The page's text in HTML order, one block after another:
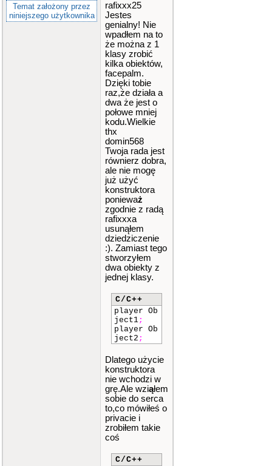
Temat założony przez
niniejszego użytkownika
rafixxx25
Jestes
genialny! Nie
wpadłem na to
że można z 1
klasy zrobić
kilka obiektów,
facepalm.
Dzięki tobie
raz,że działa a
dwa że jest o
połowe mniej
kodu.Wielkie
thx
domin568
Twoja rada jest
równierz dobra,
ale nie mogę
już użyć
konstruktora
ponieważ
zgodnie z radą
rafixxxa
usunąłem
dziedziczenie
:). Zamiast tego
stworzyłem
dwa obiekty z
jednej klasy.
C/C++
player Ob
ject1;
player Ob
ject2 ;
Dlatego użycie
konstruktora
nie wchodzi w
grę.Ale wziąłem
sobie do serca
to,co mówiłeś o
privacie i
zrobiłem takie
coś
C/C++